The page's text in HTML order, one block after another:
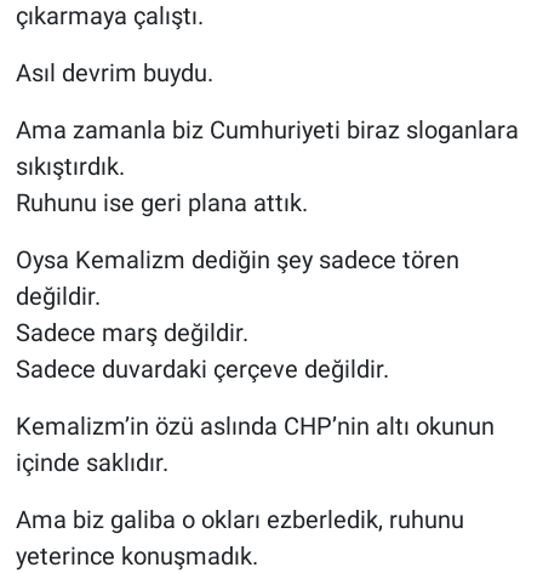
çıkarmaya çalıştı.
Asıl devrim buydu.
Ama zamanla biz Cumhuriyeti biraz sloganlara
sıkıştırdık.
Ruhunu ise geri plana attık.
Oysa Kemalizm dediğin şey sadece tören
değildir.
Sadece marş değildir.
Sadece duvardaki çerçeve değildir.
Kemalizm’in özü aslında CHP’nin altı okunun
içinde saklıdır.
Ama biz galiba o okları ezberledik, ruhunu
yeterince konuşmadık.